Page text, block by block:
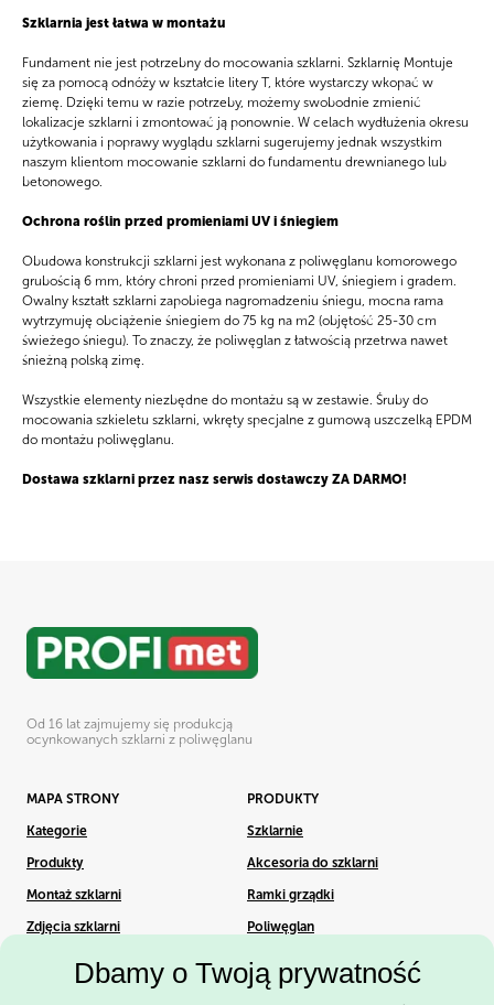
Szklarnia jest łatwa w montażu
Fundament nie jest potrzebny do mocowania szklarni. Szklarnię Montuje
się za pomocą odnóży w kształcie litery T, które wystarczy wkopać w
ziemę. Dzięki temu w razie potrzeby, możemy swobodnie zmienić
lokalizacje szklarni i zmontować ją ponownie. W celach wydłużenia okresu
użytkowania i poprawy wyglądu szklarni sugerujemy jednak wszystkim
naszym klientom mocowanie szklarni do fundamentu drewnianego lub
betonowego.
Ochrona roślin przed promieniami UV i śniegiem
Obudowa konstrukcji szklarni jest wykonana z poliwęglanu komorowego
grubością 6 mm, który chroni przed promieniami UV, śniegiem i gradem.
Owalny kształt szklarni zapobiega nagromadzeniu śniegu, mocna rama
wytrzymuję obciążenie śniegiem do 75 kg na m2 (objętość 25-30 cm
świeżego śniegu). To znaczy, że poliwęglan z łatwością przetrwa nawet
śnieżną polską zimę.
Wszystkie elementy niezbędne do montażu są w zestawie. Śruby do
mocowania szkieletu szklarni, wkręty specjalne z gumową uszczelką EPDM
do montażu poliwęglanu.
Dostawa szklarni przez nasz serwis dostawczy ZA DARMO!
Od 16 lat zajmujemy się produkcją
ocynkowanych szklarni z poliwęglanu
MAPA STRONY
Kategorie
Produkty
Montaż szklarni
Zdjęcia szklarni
PRODUKTY
Szklarnie
Akcesoria do szklarni
Ramki grządki
Poliwęglan
Dbamy o Twoją prywatność